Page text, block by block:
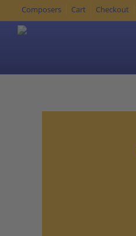
Composers Cart Checkout